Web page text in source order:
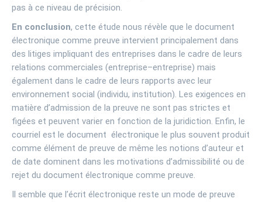
pas à ce niveau de précision.
En conclusion, cette étude nous révèle que le document
électronique comme preuve intervient principalement dans
des litiges impliquant des entreprises dans le cadre de leurs
relations commerciales (entreprise–entreprise) mais
également dans le cadre de leurs rapports avec leur
environnement social (individu, institution). Les exigences en
matière d’admission de la preuve ne sont pas strictes et
figées et peuvent varier en fonction de la juridiction. Enfin, le
courriel est le document électronique le plus souvent produit
comme élément de preuve de même les notions d’auteur et
de date dominent dans les motivations d’admissibilité ou de
rejet du document électronique comme preuve.
Il semble que l’écrit électronique reste un mode de preuve